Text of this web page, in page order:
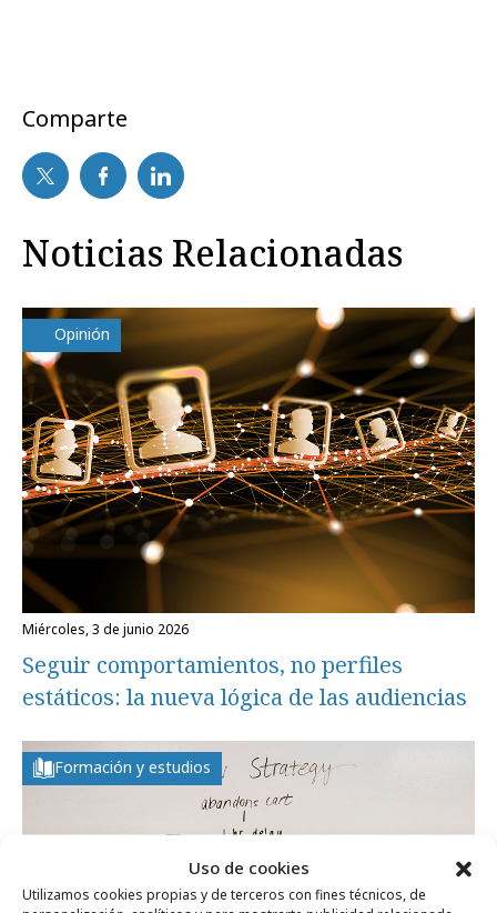
Uso de cookies
Utilizamos cookies propias y de terceros con fines técnicos, de
Comparte
Noticias Relacionadas
Opinión
miércoles, 3 de junio 2026
Seguir comportamientos, no perfiles
estáticos: la nueva lógica de las audiencias
Formación y estudios